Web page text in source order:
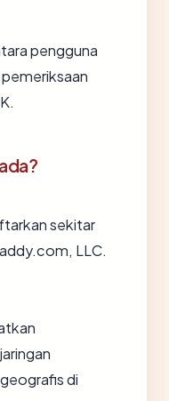
pengguna
sekitar
LLC.
di